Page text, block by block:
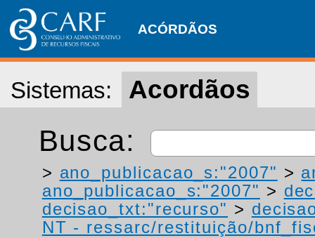
ACÓRDÃOS
Sistemas: Acordãos
Busca:
> ano_publicacao_s:"2007" >
ano_publicacao_s:"2007" >
decisao_txt:"recurso" >
NT - ressarc/restituição/